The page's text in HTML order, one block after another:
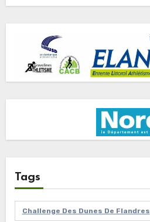
Tags
Challenge Des Dunes De Flandres